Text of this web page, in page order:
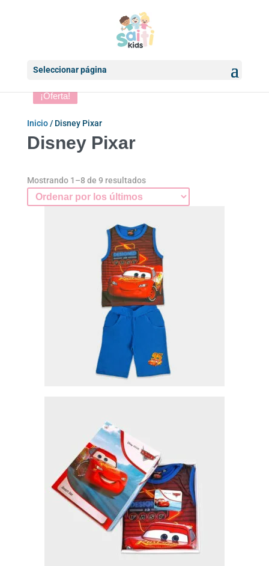
Seleccionar página
Inicio/ Disney Pixar
Disney Pixar
Mostrando 1–8 de 9 resultadosOrdenado
los
¡Oferta!
¡Oferta!
¡Oferta!
¡Oferta!